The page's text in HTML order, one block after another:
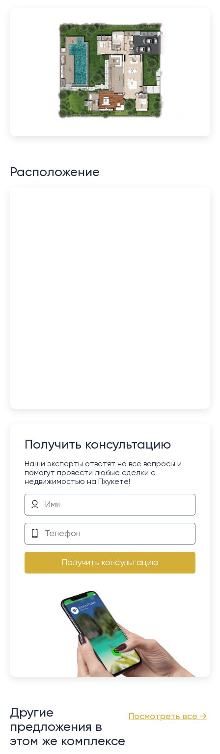
Расположение
Получить консультацию
Наши эксперты ответят на все вопросы и
помогут провести любые сделки с
недвижимостью на Пхукете!
Получить консультацию
Посмотреть все →
Другие
предложения в
этом же комплексе